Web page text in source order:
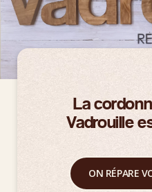
La
Vadrouille
ON RÉPARE